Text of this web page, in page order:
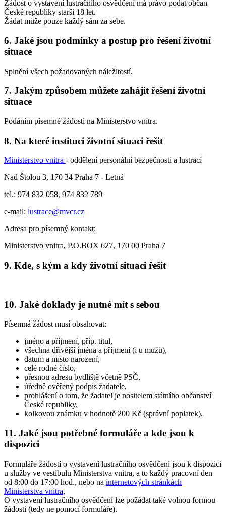
Žádost o vystavení lustračního osvědčení má právo podat občan
České republiky starší 18 let.
Žádat může pouze každý sám za sebe.
6. Jaké jsou podmínky a postup pro řešení životní
situace
Splnění všech požadovaných náležitostí.
7. Jakým způsobem můžete zahájit řešení životní
situace
Podáním písemné žádosti na Ministerstvo vnitra.
8. Na které instituci životní situaci řešit
Ministerstvo vnitra - oddělení personální bezpečnosti a lustrací
Nad Štolou 3, 170 34 Praha 7 - Letná
tel.: 974 832 058, 974 832 789
e-mail: lustrace@mvcr.cz
Adresa pro písemný kontakt:
Ministerstvo vnitra, P.O.BOX 627, 170 00 Praha 7
9. Kde, s kým a kdy životní situaci řešit
10. Jaké doklady je nutné mít s sebou
Písemná žádost musí obsahovat:
jméno a příjmení, příp. titul,
všechna dřívější jména a příjmení (i u mužů),
datum a místo narození,
celé rodné číslo,
přesnou adresu bydliště včetně PSČ,
úředně ověřený podpis žadatele,
prohlášení o tom, že žadatel je nositelem státního občanství
České republiky,
kolkovou známku v hodnotě 200 Kč (správní poplatek).
11. Jaké jsou potřebné formuláře a kde jsou k
dispozici
Formuláře žádostí o vystavení lustračního osvědčení jsou k dispozici
u služby ve vestibulu Ministerstva vnitra, a to každý pracovní den
od 8:00 do 17:00 hod., nebo na internetových stránkách
Ministerstva vnitra.
O vystavení lustračního osvědčení lze požádat také volnou formou
žádosti (tedy ne pomocí formuláře).